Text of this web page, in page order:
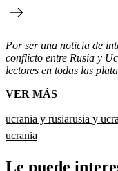
Por ser una noticia de
conflicto entre Rusia y
lectores en todas las
VER MÁS
ucrania y rusiarusia y
ucrania
Le puede